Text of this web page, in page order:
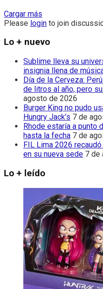
Cargar más
Please login to join
Lo + nuevo
Sublime lleva su
insignia llena de
Día de la Cerveza:
de litros al año, pero
agosto de 2026
Burger King no pudo
Hungry Jack’s 7 de
Rhode estaría a punto
hasta la fecha 7 de
FIL Lima 2026
en su nueva sede 7 de
Lo + leído